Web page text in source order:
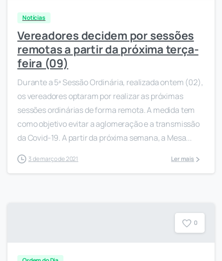
Notícias
Vereadores decidem por sessões
remotas a partir da próxima terça-
feira (09)
Durante a 5ª Sessão Ordinária, realizada ontem (02),
os vereadores optaram por realizar as próximas
sessões ordinárias de forma remota. A medida tem
como objetivo evitar a aglomeração e a transmissão
da Covid-19. A partir da próxima semana, a Mesa...
3 de março de 2021 Ler mais
0